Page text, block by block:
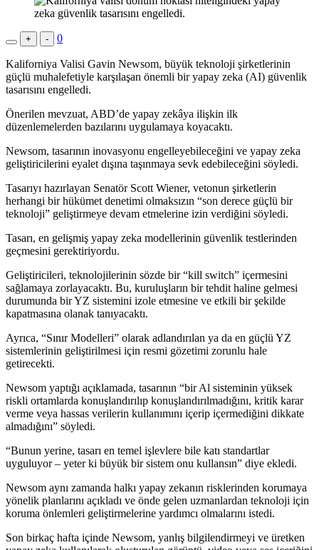
+ - 0
Kaliforniya Valisi Gavin Newsom, büyük teknoloji şirketlerinin
güçlü muhalefetiyle karşılaşan önemli bir yapay zeka (AI) güvenlik
tasarısını engelledi.
Önerilen mevzuat, ABD’de yapay zekâya ilişkin ilk
düzenlemelerden bazılarını uygulamaya koyacaktı.
Newsom, tasarının inovasyonu engelleyebileceğini ve yapay zeka
geliştiricilerini eyalet dışına taşınmaya sevk edebileceğini söyledi.
Tasarıyı hazırlayan Senatör Scott Wiener, vetonun şirketlerin
herhangi bir hükümet denetimi olmaksızın “son derece güçlü bir
teknoloji” geliştirmeye devam etmelerine izin verdiğini söyledi.
Tasarı, en gelişmiş yapay zeka modellerinin güvenlik testlerinden
geçmesini gerektiriyordu.
Geliştiricileri, teknolojilerinin sözde bir “kill switch” içermesini
sağlamaya zorlayacaktı. Bu, kuruluşların bir tehdit haline gelmesi
durumunda bir YZ sistemini izole etmesine ve etkili bir şekilde
kapatmasına olanak tanıyacaktı.
Ayrıca, “Sınır Modelleri” olarak adlandırılan ya da en güçlü YZ
sistemlerinin geliştirilmesi için resmi gözetimi zorunlu hale
getirecekti.
Newsom yaptığı açıklamada, tasarının “bir Al sisteminin yüksek
riskli ortamlarda konuşlandırılıp konuşlandırılmadığını, kritik karar
verme veya hassas verilerin kullanımını içerip içermediğini dikkate
almadığını” söyledi.
“Bunun yerine, tasarı en temel işlevlere bile katı standartlar
uyguluyor – yeter ki büyük bir sistem onu kullansın” diye ekledi.
Newsom aynı zamanda halkı yapay zekanın risklerinden korumaya
yönelik planlarını açıkladı ve önde gelen uzmanlardan teknoloji için
koruma önlemleri geliştirmelerine yardımcı olmalarını istedi.
Son birkaç hafta içinde Newsom, yanlış bilgilendirmeyi ve üretken